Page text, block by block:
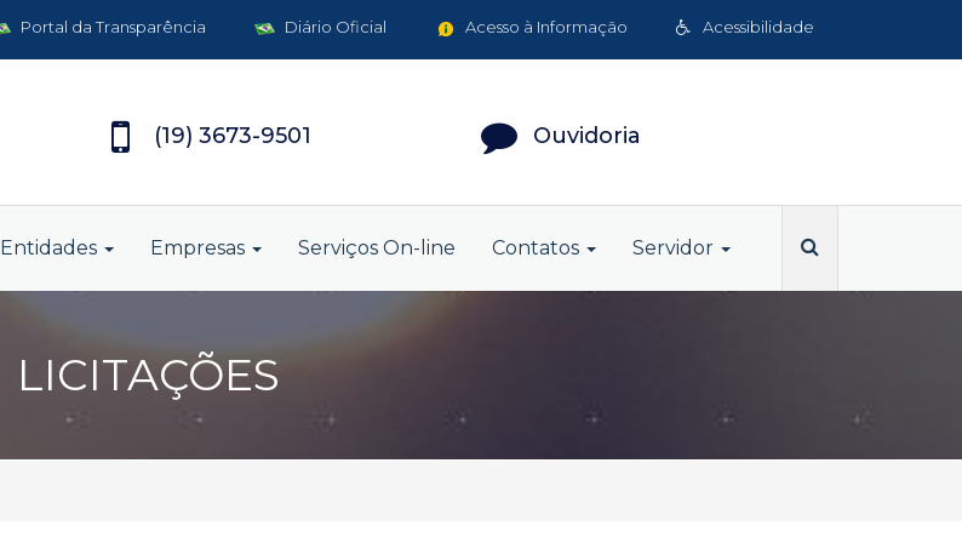
Acessibilidade
Acesso à Informação
Diário Oficial
Portal da Transparência
(19) 3673-9501 Ouvidoria
Entidades Empresas Serviços On-line Contatos Servidor
LICITAÇÕES